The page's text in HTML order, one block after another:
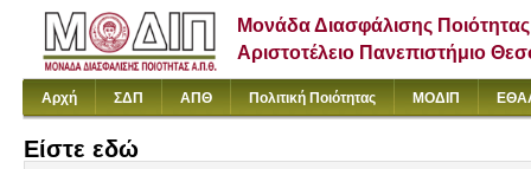
Μονάδα Διασφάλισης Ποιότητας
Αριστοτέλειο Πανεπιστήμιο
Αρχή ΣΔΠ ΑΠΘ Πολιτική Ποιότητας ΜΟΔΙΠ
Είστε εδώ